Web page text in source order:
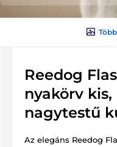
Reedog
nyakörv kis,
nagytestű
Az elegáns Reedog